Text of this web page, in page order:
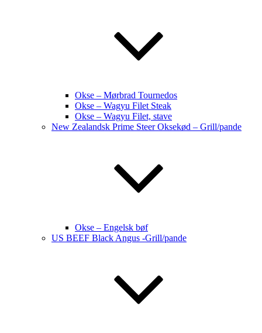
Okse – Mørbrad Tournedos
Okse – Wagyu Filet Steak
Okse – Wagyu Filet, stave
New Zealandsk Prime Steer Oksekød – Grill/pande
Okse – Engelsk bøf
US BEEF Black Angus -Grill/pande